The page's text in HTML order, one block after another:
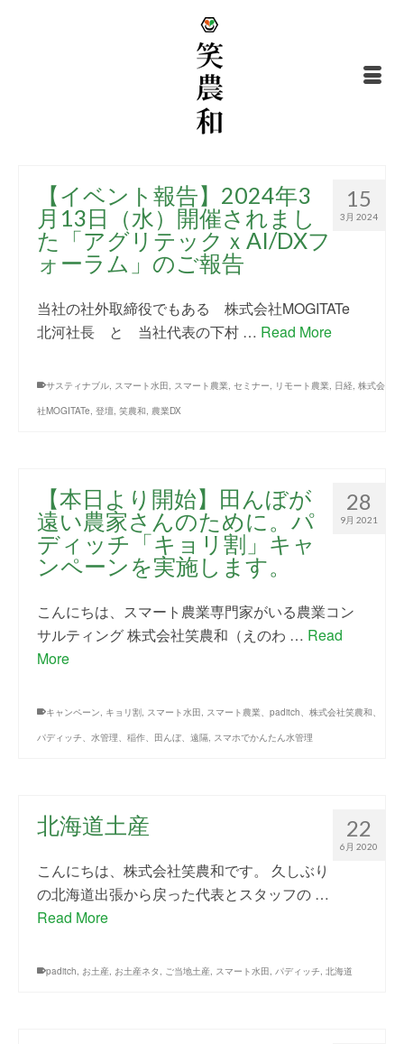
15
3月 2024
【イベント報告】2024年3
月13日（水）開催されまし
た「アグリテックｘAI/DXフ
ォーラム」のご報告
当社の社外取締役でもある 株式会社MOGITATe
北河社長 と 当社代表の下村 … Read More
サスティナブル, スマート水田, スマート農業, セミナー, リモート農業, 日経, 株式会
社MOGITATe, 登壇, 笑農和, 農業DX
28
9月 2021
【本日より開始】田んぼが
遠い農家さんのために。パ
ディッチ「キョリ割」キャ
ンペーンを実施します。
こんにちは、スマート農業専門家がいる農業コン
サルティング 株式会社笑農和（えのわ … Read
More
キャンペーン, キョリ割, スマート水田, スマート農業、paditch、株式会社笑農和、
パディッチ、水管理、稲作、田んぼ、遠隔, スマホでかんたん水管理
22
6月 2020
北海道土産
こんにちは、株式会社笑農和です。 久しぶり
の北海道出張から戻った代表とスタッフの …
Read More
paditch, お土産, お土産ネタ , ご当地土産, スマート水田, パディッチ, 北海道